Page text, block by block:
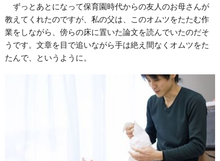
ずっとあとになって保育園時代からの友人のお母さんが
教えてくれたのですが、私の父は、このオムツをたたむ作
業をしながら、傍らの床に置いた論文を読んでいたのだそ
うです。文章を目で追いながら手は絶え間なくオムツをた
たんで、というように。